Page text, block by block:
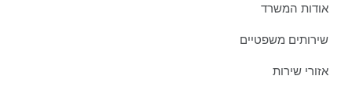
אודות המשרד
שירותים משפטיים
אזורי שירות